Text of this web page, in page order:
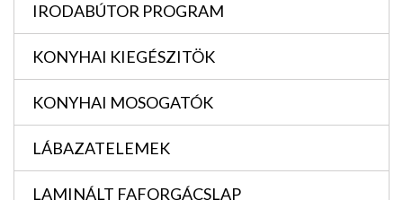
IRODABÚTOR PROGRAM
KONYHAI KIEGÉSZITÖK
KONYHAI MOSOGATÓK
LÁBAZATELEMEK
LAMINÁLT FAFORGÁCSLAP